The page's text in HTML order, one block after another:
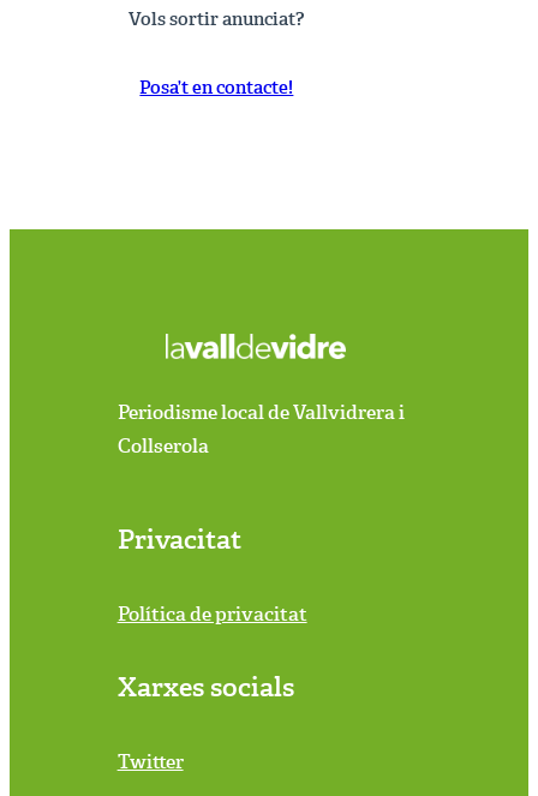
Vols sortir anunciat?
Posa’t en contacte!
Periodisme local de Vallvidrera i
Collserola
Privacitat
Política de privacitat
Xarxes socials
Twitter